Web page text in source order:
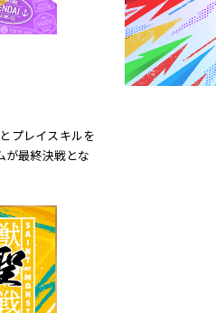
プレイスキルを
が最終決戦とな